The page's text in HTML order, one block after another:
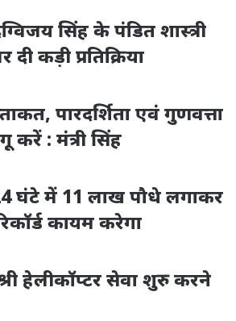
सिंह के पंडित शास्त्री
कड़ी प्रतिक्रिया
पारदर्शिता एवं गुणवत्ता
करें : मंत्री सिंह
घंटे में 11 लाख पौधे लगाकर
कायम करेगा
हेलीकॉप्टर सेवा शुरु करने